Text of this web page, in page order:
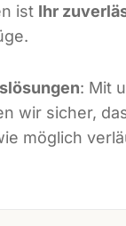
ist Ihr
: Mit
wir sicher,
möglich